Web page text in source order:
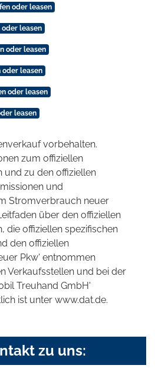
oder leasen
oder leasen
oder leasen
oder leasen
oder leasen
leasen
vorbehalten.
zum offiziellen
und zu den offiziellen
und
Stromverbrauch neuer
über den offiziellen
die offiziellen spezifischen
den offiziellen
Pkw' entnommen
Verkaufsstellen und bei der
Treuhand GmbH'
ist unter www.dat.de.
zu uns: